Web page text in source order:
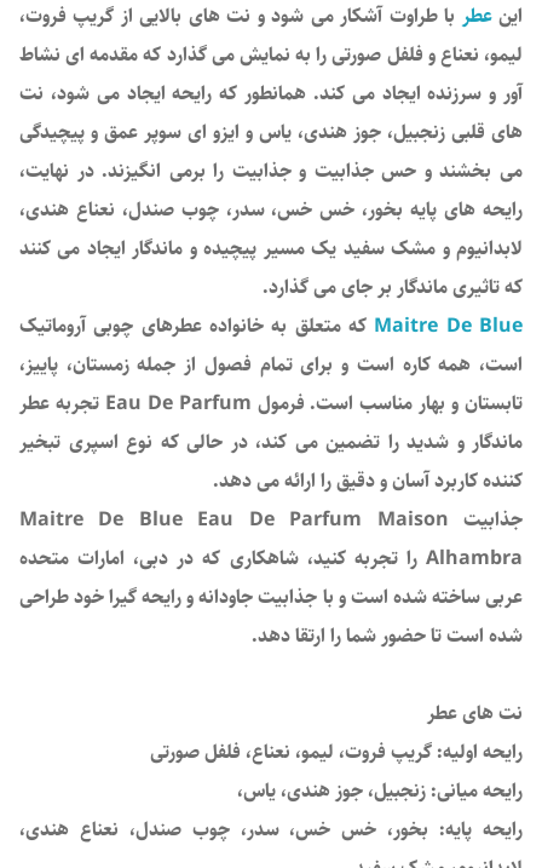
اینعطر با طراوت آشکار می شود و نت های بالایی از گریپ فروت،
لیمو، نعناع و فلفل صورتی را به نمایش می گذارد که مقدمه ای نشاط
آور و سرزنده ایجاد می کند. همانطور که رایحه ایجاد می شود، نت
های قلبی زنجبیل، جوز هندی، یاس و ایزو ای سوپر عمق و پیچیدگی
می بخشند و حس جذابیت و جذابیت را برمی انگیزند. در نهایت،
رایحه های پایه بخور، خس خس، سدر، چوب صندل، نعناع هندی،
لابدانیوم و مشک سفید یک مسیر پیچیده و ماندگار ایجاد می کنند
که تاثیری ماندگار بر جای می گذارد.
Maitre De Blue که متعلق به خانواده عطرهای چوبی آروماتیک
است، همه کاره است و برای تمام فصول از جمله زمستان، پاییز،
تابستان و بهار مناسب است. فرمول Eau De Parfum تجربه عطر
ماندگار و شدید را تضمین می کند، در حالی که نوع اسپری تبخیر
کننده کاربرد آسان و دقیق را ارائه می دهد.
جذابیت Maitre De Blue Eau De Parfum Maison
Alhambra را تجربه کنید، شاهکاری که در دبی، امارات متحده
عربی ساخته شده است و با جذابیت جاودانه و رایحه گیرا خود طراحی
شده است تا حضور شما را ارتقا دهد.
نت های عطر
رایحه اولیه: گریپ فروت، لیمو، نعناع، ​​فلفل صورتی
رایحه میانی: زنجبیل، جوز هندی، یاس،
رایحه پایه: بخور، خس خس، سدر، چوب صندل، نعناع هندی،